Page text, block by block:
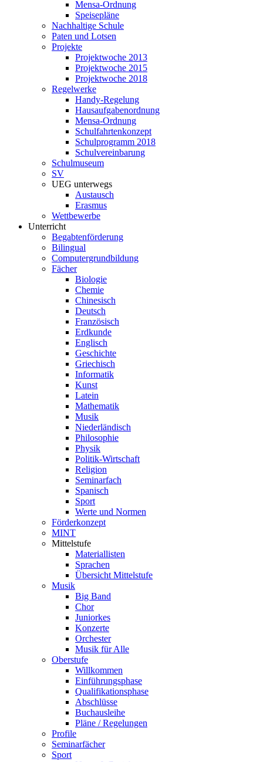
Mensa-Ordnung
Speisepläne
Nachhaltige Schule
Paten und Lotsen
Projekte
Projektwoche 2013
Projektwoche 2015
Projektwoche 2018
Regelwerke
Handy-Regelung
Hausaufgabenordnung
Mensa-Ordnung
Schulfahrtenkonzept
Schulprogramm 2018
Schulvereinbarung
Schulmuseum
SV
UEG unterwegs
Austausch
Erasmus
Wettbewerbe
Unterricht
Begabtenförderung
Bilingual
Computergrundbildung
Fächer
Biologie
Chemie
Chinesisch
Deutsch
Französisch
Erdkunde
Englisch
Geschichte
Griechisch
Informatik
Kunst
Latein
Mathematik
Musik
Niederländisch
Philosophie
Physik
Politik-Wirtschaft
Religion
Seminarfach
Spanisch
Sport
Werte und Normen
Förderkonzept
MINT
Mittelstufe
Materiallisten
Sprachen
Übersicht Mittelstufe
Musik
Big Band
Chor
Juniorkes
Konzerte
Orchester
Musik für Alle
Oberstufe
Willkommen
Einführungsphase
Qualifikationsphase
Abschlüsse
Buchausleihe
Pläne / Regelungen
Profile
Seminarfächer
Sport